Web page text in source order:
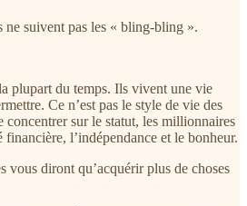
ne suivent pas les « bling-bling ».
plupart du temps. Ils vivent une vie
Ce n’est pas le style de vie des
sur le statut, les millionnaires
l’indépendance et le bonheur.
vous diront qu’acquérir plus de choses